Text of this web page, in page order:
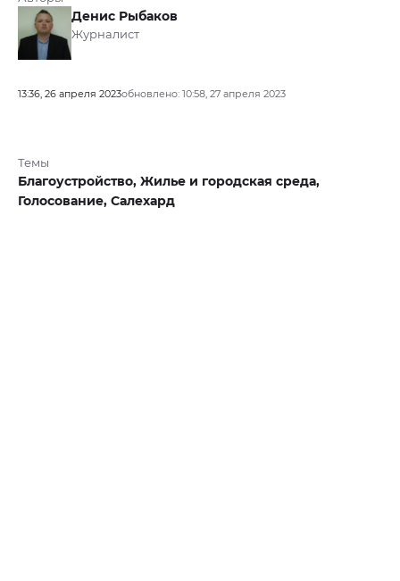
Денис Рыбаков
Журналист
13:36, 26 апреля 2023обновлено: 10:58, 27 апреля 2023
Темы
Благоустройство, Жилье и городская среда,
Голосование, Салехард